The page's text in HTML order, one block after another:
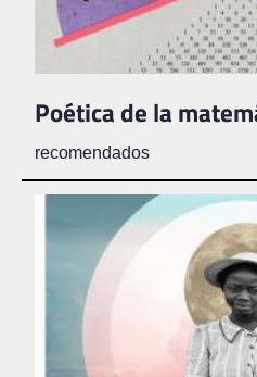
Poética de la
recomendados